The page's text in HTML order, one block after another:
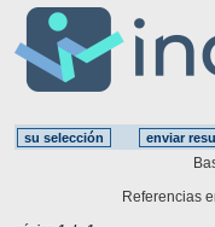
Referencias